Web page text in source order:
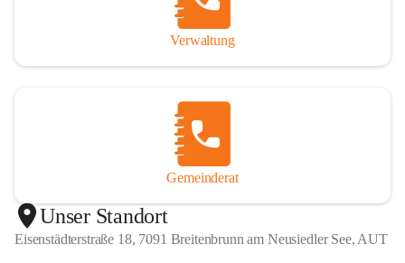
Verwaltung
Gemeinderat
Unser Standort
Eisenstädterstraße 18, 7091 Breitenbrunn am Neusiedler See, AUT